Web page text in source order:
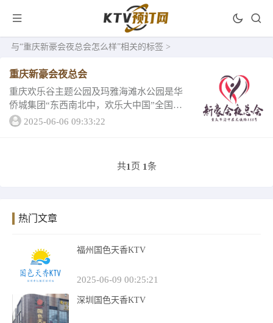
与“重庆新豪会夜总会怎么样”相关的标签 >
重庆新豪会夜总会
重庆欢乐谷主题公园及玛雅海滩水公园是华
侨城集团“东西南北中，欢乐大中国”全国战
略布局的第七站，也是全国唯一山地版欢乐
2025-06-06 09:33:22
共1 页 1条
热门文章
福州国色天香KTV
2025-06-09 00:25:21
深圳国色天香KTV